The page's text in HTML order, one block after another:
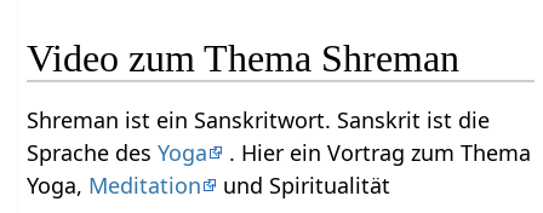
Video zum Thema Shreman
Shreman ist ein Sanskritwort. Sanskrit ist die
Sprache desYoga
. Hier ein Vortrag zum Thema
Yoga, Meditation und Spiritualität